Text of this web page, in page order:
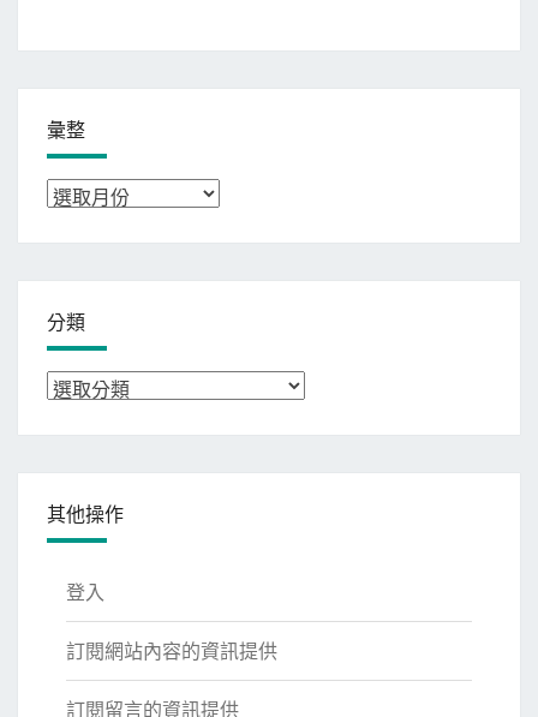
彙整
彙
分類
分
其他操作
登入
訂閱網站內容的資訊提供
訂閱留言的資訊提供